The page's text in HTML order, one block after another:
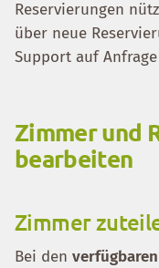
Reservierungen
über neue
Support auf
Zimmer und
bearbeiten
Zimmer
Bei den